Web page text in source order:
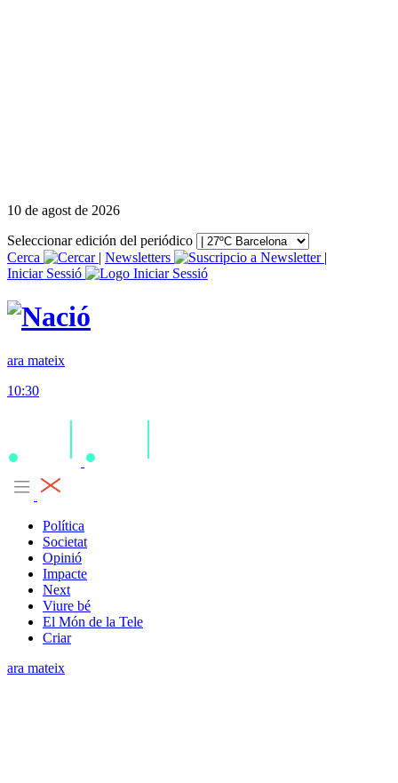
10 de agost de 2026
Seleccionar edición del periódico
Cerca
| Newsletters
|
Iniciar Sessió
ara mateix
10:30
Política
Societat
Opinió
Impacte
Next
Viure bé
El Món de la Tele
Criar
ara mateix